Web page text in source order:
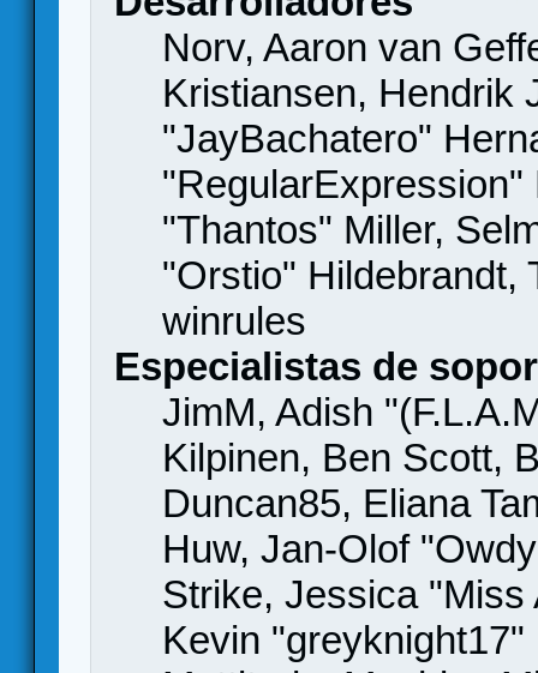
Norv, Aaron van
Kristiansen, Hendrik
"JayBachatero"
"Thantos" Miller,
"Orstio" Hildebrandt,
winrules
Especialistas de
JimM, Adish
Kilpinen, Ben Scott,
Duncan85, Eliana
Huw, Jan-Olof
Strike, Jessica
Kevin